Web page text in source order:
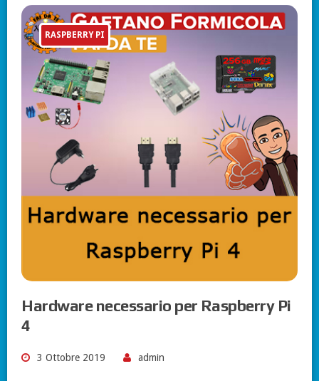
RASPBERRY PI
Hardware necessario per Raspberry Pi
4
3 Ottobre 2019 admin